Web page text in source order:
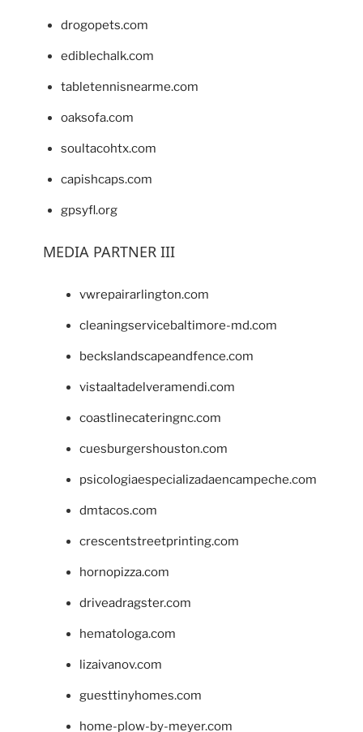
drogopets.com
ediblechalk.com
tabletennisnearme.com
oaksofa.com
soultacohtx.com
capishcaps.com
gpsyfl.org
MEDIA PARTNER III
vwrepairarlington.com
cleaningservicebaltimore-md.com
beckslandscapeandfence.com
vistaaltadelveramendi.com
coastlinecateringnc.com
cuesburgershouston.com
psicologiaespecializadaencampeche.com
dmtacos.com
crescentstreetprinting.com
hornopizza.com
driveadragster.com
hematologa.com
lizaivanov.com
guesttinyhomes.com
home-plow-by-meyer.com